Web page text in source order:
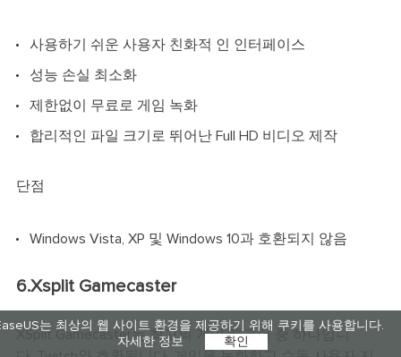
는 최상의 웹 사이트 환경을 제공하기 위해 쿠키를 사용합니다.
자세한 정보
확인
사용하기 쉬운 사용자 친화적 인 인터페이스
성능 손실 최소화
제한없이 무료로 게임 녹화
합리적인 파일 크기로 뛰어난 Full HD 비디오 제작
단점
Windows Vista, XP 및 Windows 10과 호환되지 않음
6.Xsplit Gamecaster
XSplit Gamecaster는 최고의 게임 레코더 중 하나입니